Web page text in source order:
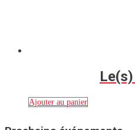
Ajouter au panier